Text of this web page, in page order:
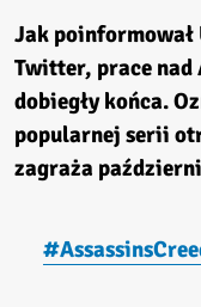
Jak
Twitter, prace nad
dobiegły końca.
popularnej serii
zagraża